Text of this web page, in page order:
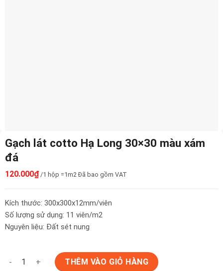
Gạch lát cotto Hạ Long 30×30 màu xám
đá
120.000₫ /1 hộp =1m2 Đã bao gồm VAT
Kích thước: 300x300x12mm/viên
Số lượng sử dụng: 11 viên/m2
Nguyên liệu: Đất sét nung
Gạch lát cotto Hạ Long 30x30 màu xám đá số lượng
THÊM VÀO GIỎ HÀNG